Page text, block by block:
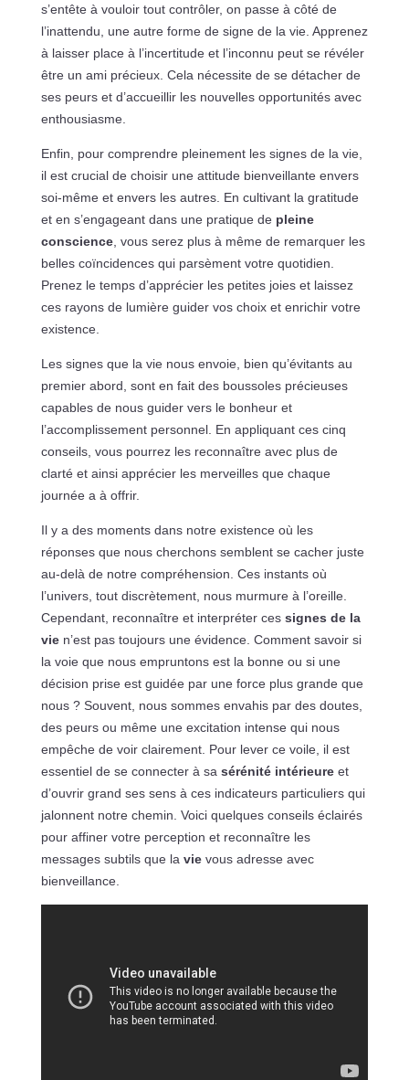
s’entête à vouloir tout contrôler, on passe à côté de
l’inattendu, une autre forme de signe de la vie. Apprenez
à laisser place à l’incertitude et l’inconnu peut se révéler
être un ami précieux. Cela nécessite de se détacher de
ses peurs et d’accueillir les nouvelles opportunités avec
enthousiasme.
Enfin, pour comprendre pleinement les signes de la vie,
il est crucial de choisir une attitude bienveillante envers
soi-même et envers les autres. En cultivant la gratitude
et en s’engageant dans une pratique de pleine
conscience, vous serez plus à même de remarquer les
belles coïncidences qui parsèment votre quotidien.
Prenez le temps d’apprécier les petites joies et laissez
ces rayons de lumière guider vos choix et enrichir votre
existence.
Les signes que la vie nous envoie, bien qu’évitants au
premier abord, sont en fait des boussoles précieuses
capables de nous guider vers le bonheur et
l’accomplissement personnel. En appliquant ces cinq
conseils, vous pourrez les reconnaître avec plus de
clarté et ainsi apprécier les merveilles que chaque
journée a à offrir.
Il y a des moments dans notre existence où les
réponses que nous cherchons semblent se cacher juste
au-delà de notre compréhension. Ces instants où
l’univers, tout discrètement, nous murmure à l’oreille.
Cependant, reconnaître et interpréter ces signes de la
vien’est pas toujours une évidence. Comment savoir si
la voie que nous empruntons est la bonne ou si une
décision prise est guidée par une force plus grande que
nous ? Souvent, nous sommes envahis par des doutes,
des peurs ou même une excitation intense qui nous
empêche de voir clairement. Pour lever ce voile, il est
essentiel de se connecter à sa sérénité intérieureet
d’ouvrir grand ses sens à ces indicateurs particuliers qui
jalonnent notre chemin. Voici quelques conseils éclairés
pour affiner votre perception et reconnaître les
messages subtils que la vievous adresse avec
bienveillance.